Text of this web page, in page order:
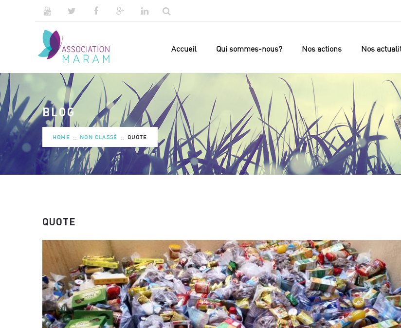
Accueil Qui sommes-nous? Nos actions Nos
BLOG
HOME NON CLASSÉ QUOTE
QUOTE